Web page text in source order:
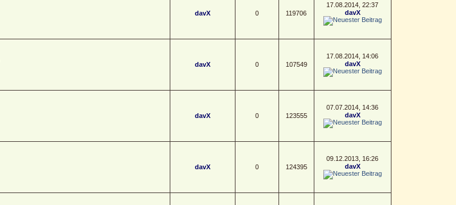
davX 0 119706
17.08.2014, 22:37
davX
davX 0 107549
17.08.2014, 14:06
davX
davX 0 123555
07.07.2014, 14:36
davX
davX 0 124395
09.12.2013, 16:26
davX